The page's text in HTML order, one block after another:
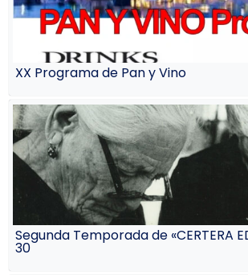
XX Programa de Pan y Vino
Segunda Temporada de «CERTERA
30